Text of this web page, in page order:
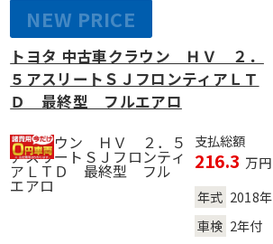
NEW PRICE
トヨタ 中古車クラウン ＨＶ ２．
５アスリートＳＪフロンティアＬＴ
Ｄ 最終型 フルエアロ
支払総額
216.3 万円
年式 2018年
車検 2年付